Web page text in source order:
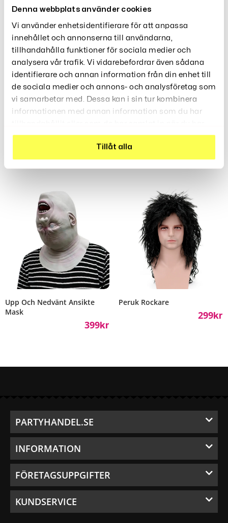
Denna webbplats använder cookies
Vi använder enhetsidentifierare för att anpassa
innehållet och annonserna till användarna,
tillhandahålla funktioner för sociala medier och
analysera vår trafik. Vi vidarebefordrar även sådana
identifierare och annan information från din enhet till
de sociala medier och annons- och analysföretag som
vi samarbetar med. Dessa kan i sin tur kombinera
informationen med annan information som du har
använt deras tjänster.
Tillåt alla
Elvis Presley Peruk
299 Kr
Kanin Mask Masquerade
Deluxe
249
Upp Och Nedvänt Ansikte
Mask
399Kr
Peruk Rockare
299Kr
PARTYHANDEL.SE
INFORMATION
FÖRETAGSUPPGIFTER
KUNDSERVICE